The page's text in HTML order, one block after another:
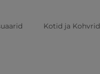
Kotid ja Kohvrid